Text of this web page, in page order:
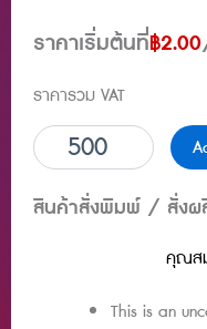
ราคาเริ่มต้นที่฿2.00
ราคารวม VAT
Baking
Paper
สินค้าสั่งพิมพ์ / สั่งผ
คุณส
This is an